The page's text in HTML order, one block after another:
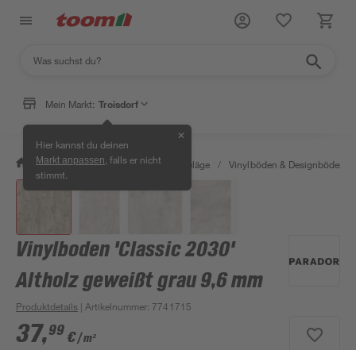
Mein Markt: Troisdorf
Hier kannst du deinen
Markt anpassen , falls er nicht
stimmt.
✕
/ Bauen & Renovieren / Bodenbeläge / Vinylböden & Designböden
Vinylboden 'Classic 2030'
Altholz geweißt grau 9,6 mm
Produktdetails | Artikelnummer: 7741715
37,99 €/ m²